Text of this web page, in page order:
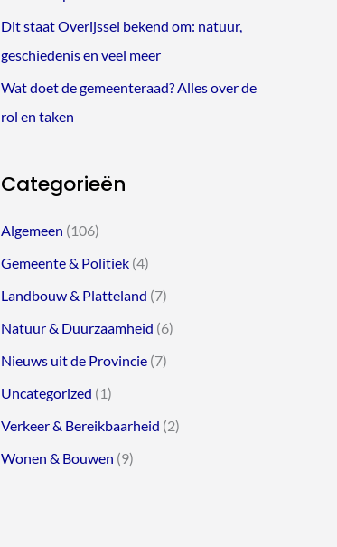
Dit staat Overijssel bekend om: natuur,
geschiedenis en veel meer
Wat doet de gemeenteraad? Alles over de
rol en taken
Categorieën
Algemeen (106)
Gemeente & Politiek (4)
Landbouw & Platteland (7)
Natuur & Duurzaamheid (6)
Nieuws uit de Provincie (7)
Uncategorized (1)
Verkeer & Bereikbaarheid (2)
Wonen & Bouwen (9)